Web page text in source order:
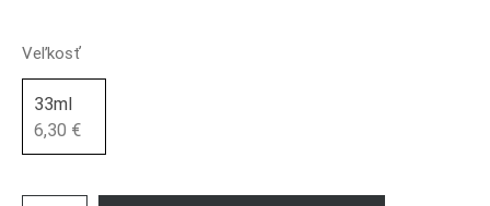
Veľkosť
33ml
6,30 €